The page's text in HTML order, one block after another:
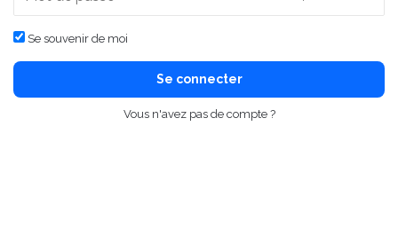
Se souvenir de moi
Se connecter
Vous n'avez pas de compte ?